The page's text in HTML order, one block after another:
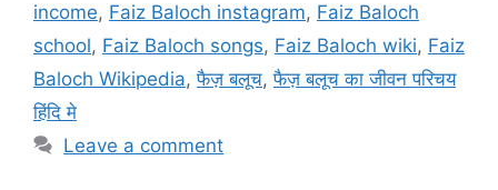
income, Faiz Baloch instagram, Faiz Baloch
school, Faiz Baloch songs, Faiz Baloch wiki, Faiz
Baloch Wikipedia,फैज़ बलूच,फैज़ बलूच का जीवन परिचय
हिंदि मे
Leave a comment